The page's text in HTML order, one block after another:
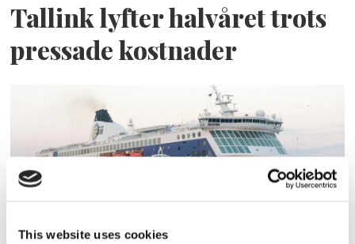
This website uses cookies
Tallink lyfter halvåret trots
pressade kostnader